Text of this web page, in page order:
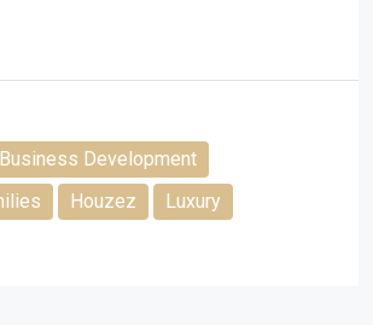
Business Development
Houzez
Luxury